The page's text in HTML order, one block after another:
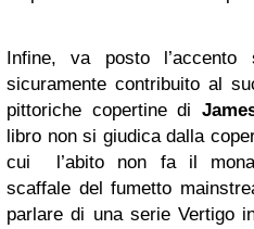
Infine, va posto
sicuramente contribuito al
pittoriche copertine di
libro non si giudica dalla
cui l’abito non fa il
scaffale del fumetto
parlare di una serie Vertigo